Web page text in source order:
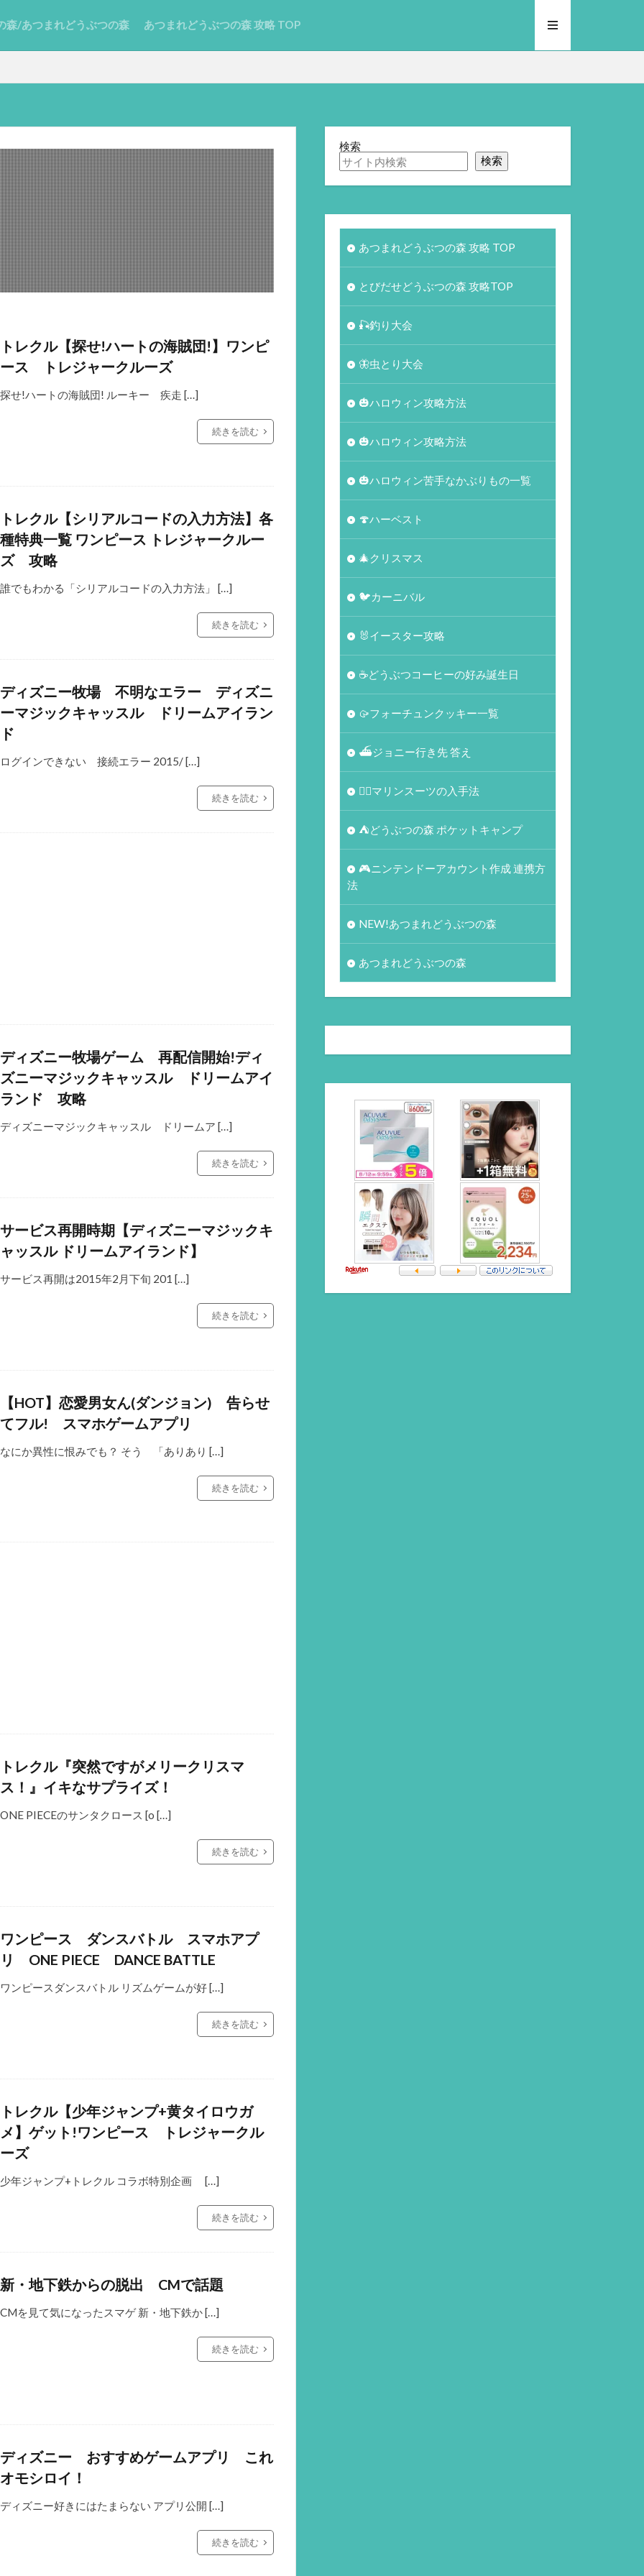
森/あつまれどうぶつの森 あつまれどうぶつの森 攻略 TOP
トレクル【探せ!ハートの海賊団!】ワンピ
ース トレジャークルーズ
探せ!ハートの海賊団! ルーキー 疾走 […]
続きを読む
トレクル【シリアルコードの入力方法】各
種特典一覧 ワンピース トレジャークルー
ズ 攻略
誰でもわかる「シリアルコードの入力方法」 […]
続きを読む
ディズニー牧場 不明なエラー ディズニ
ーマジックキャッスル ドリームアイラン
ド
ログインできない 接続エラー 2015/ […]
続きを読む
ディズニー牧場ゲーム 再配信開始!ディ
ズニーマジックキャッスル ドリームアイ
ランド 攻略
ディズニーマジックキャッスル ドリームア […]
続きを読む
サービス再開時期【ディズニーマジックキ
ャッスル ドリームアイランド】
サービス再開は2015年2月下旬 201 […]
続きを読む
【HOT】恋愛男女ん(ダンジョン) 告らせ
てフル! スマホゲームアプリ
なにか異性に恨みでも？ そう 「ありあり […]
続きを読む
トレクル『突然ですがメリークリスマ
ス！』イキなサプライズ！
ONE PIECEのサンタクロース [o […]
続きを読む
ワンピース ダンスバトル スマホアプ
リ ONE PIECE DANCE BATTLE
ワンピースダンスバトル リズムゲームが好 […]
続きを読む
トレクル【少年ジャンプ+黄タイロウガ
メ】ゲット!ワンピース トレジャークル
ーズ
少年ジャンプ+トレクル コラボ特別企画 […]
続きを読む
新・地下鉄からの脱出 CMで話題
CMを見て気になったスマゲ 新・地下鉄か […]
続きを読む
ディズニー おすすめゲームアプリ これ
オモシロイ！
ディズニー好きにはたまらない アプリ公開 […]
続きを読む
検索
検索
あつまれどうぶつの森 攻略 TOP
とびだせどうぶつの森 攻略TOP
🎣釣り大会
🦋虫とり大会
🎃ハロウィン攻略方法
🎃ハロウィン攻略方法
🎃ハロウィン苦手なかぶりもの一覧
🍄ハーベスト
🎄クリスマス
🐦カーニバル
🐰イースター攻略
☕️どうぶつコーヒーの好み誕生日
🥠フォーチュンクッキー一覧
⛴ジョニー行き先 答え
🏄‍♀️マリンスーツの入手法
⛺どうぶつの森 ポケットキャンプ
🎮ニンテンドーアカウント作成 連携方
法
NEW!あつまれどうぶつの森
あつまれどうぶつの森